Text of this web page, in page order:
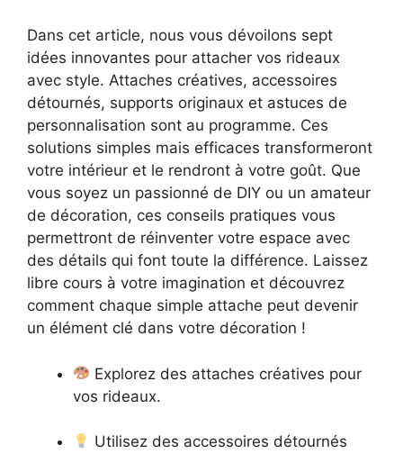
Dans cet article, nous vous dévoilons sept
idées innovantes pour attacher vos rideaux
avec style. Attaches créatives, accessoires
détournés, supports originaux et astuces de
personnalisation sont au programme. Ces
solutions simples mais efficaces transformeront
votre intérieur et le rendront à votre goût. Que
vous soyez un passionné de DIY ou un amateur
de décoration, ces conseils pratiques vous
permettront de réinventer votre espace avec
des détails qui font toute la différence. Laissez
libre cours à votre imagination et découvrez
comment chaque simple attache peut devenir
un élément clé dans votre décoration !
Explorez des attaches créatives pour
vos rideaux.
Utilisez des accessoires détournés